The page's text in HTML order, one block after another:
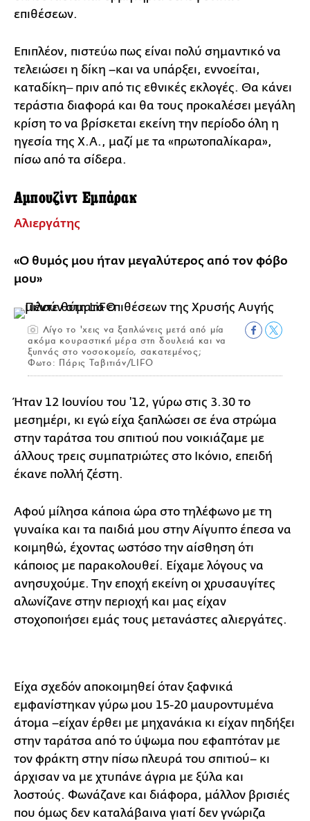
επιθέσεων.
Επιπλέον, πιστεύω πως είναι πολύ σημαντικό να
τελειώσει η δίκη –και να υπάρξει, εννοείται,
καταδίκη‒ πριν από τις εθνικές εκλογές. Θα κάνει
τεράστια διαφορά και θα τους προκαλέσει μεγάλη
κρίση το να βρίσκεται εκείνη την περίοδο όλη η
ηγεσία της Χ.Α., μαζί με τα «πρωτοπαλίκαρα»,
πίσω από τα σίδερα.
Αμπουζίντ Εμπάρακ
Αλιεργάτης
«Ο θυμός μου ήταν μεγαλύτερος από τον φόβο
μου»
Λίγο το 'χεις να ξαπλώνεις μετά από μία
ακόμα κουραστική μέρα στη δουλειά και να
ξυπνάς στο νοσοκομείο, σακατεμένος;
Φωτο: Πάρις Ταβιτιάν/LIFO
Ήταν 12 Ιουνίου του '12, γύρω στις 3.30 το
μεσημέρι, κι εγώ είχα ξαπλώσει σε ένα στρώμα
στην ταράτσα του σπιτιού που νοικιάζαμε με
άλλους τρεις συμπατριώτες στο Ικόνιο, επειδή
έκανε πολλή ζέστη.
Αφού μίλησα κάποια ώρα στο τηλέφωνο με τη
γυναίκα και τα παιδιά μου στην Αίγυπτο έπεσα να
κοιμηθώ, έχοντας ωστόσο την αίσθηση ότι
κάποιος με παρακολουθεί. Είχαμε λόγους να
ανησυχούμε. Την εποχή εκείνη οι χρυσαυγίτες
αλωνίζανε στην περιοχή και μας είχαν
στοχοποιήσει εμάς τους μετανάστες αλιεργάτες.
Είχα σχεδόν αποκοιμηθεί όταν ξαφνικά
εμφανίστηκαν γύρω μου 15-20 μαυροντυμένα
άτομα –είχαν έρθει με μηχανάκια κι είχαν πηδήξει
στην ταράτσα από το ύψωμα που εφαπτόταν με
τον φράκτη στην πίσω πλευρά του σπιτιού– κι
άρχισαν να με χτυπάνε άγρια με ξύλα και
λοστούς. Φωνάζανε και διάφορα, μάλλον βρισιές
που όμως δεν καταλάβαινα γιατί δεν γνώριζα